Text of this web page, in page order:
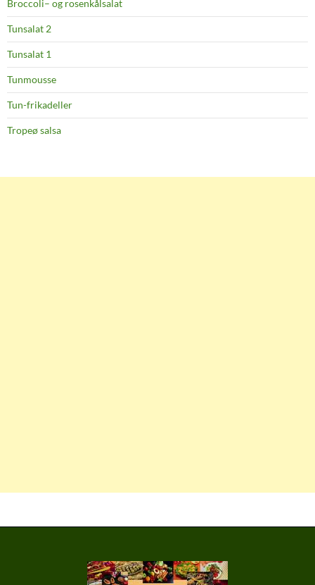
Broccoli– og rosenkålsalat
Tunsalat 2
Tunsalat 1
Tunmousse
Tun-frikadeller
Tropeø salsa